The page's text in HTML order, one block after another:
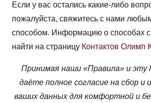
Если у вас остались какие-либо
пожалуйста, свяжитесь с нами
способом. Информацию о способах
найти на страницу Контактов Олимп
Принимая наши «Правила» и эту
даёте полное согласие на сбор и
ваших данных для комфортной и